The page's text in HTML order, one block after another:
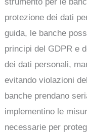
protezione dei dati
guida, le banche
principi del GDPR e
dei dati personali,
evitando violazioni
banche prendano
implementino le
necessarie per